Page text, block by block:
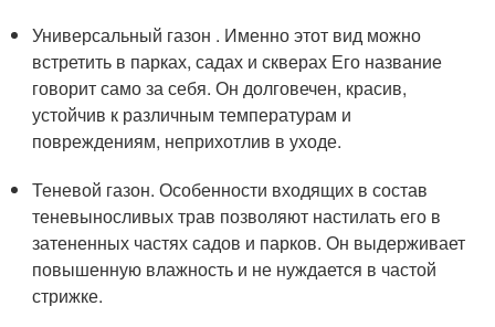
Универсальный газон . Именно этот вид можно
встретить в парках, садах и скверах Его название
говорит само за себя. Он долговечен, красив,
устойчив к различным температурам и
повреждениям, неприхотлив в уходе.
Теневой газон. Особенности входящих в состав
теневыносливых трав позволяют настилать его в
затененных частях садов и парков. Он выдерживает
повышенную влажность и не нуждается в частой
стрижке.